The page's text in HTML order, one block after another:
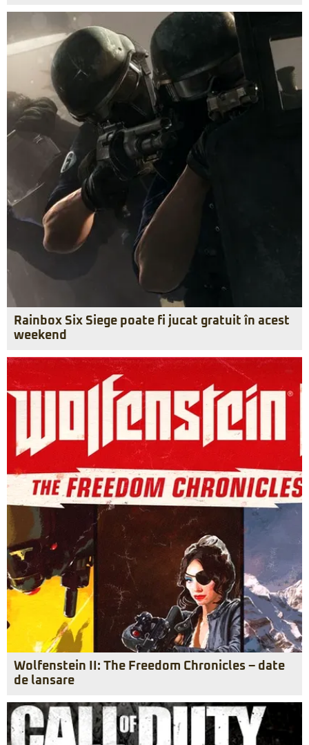
Rainbox Six Siege poate fi jucat gratuit în acest
weekend
Wolfenstein II: The Freedom Chronicles – date
de lansare